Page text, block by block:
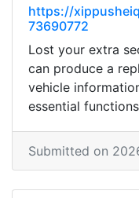
https://
73690772
Lost your extra
can produce a
vehicle
essential
Submitted on